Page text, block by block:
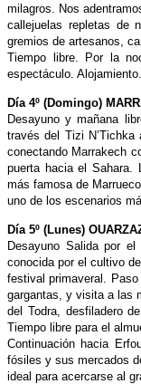
milagros. Nos
callejuelas repletas de
gremios de artesanos,
Tiempo libre. Por la
espectáculo. Alojamiento.
Día 4º (Domingo)
Desayuno y mañana
través del Tizi
conectando Marrakech
puerta hacia el Sahara.
más famosa de
uno de los escenarios
Día 5º (Lunes)
Desayuno Salida por el
conocida por el cultivo
festival primaveral.
gargantas, y visita a las
del Todra, desfiladero
Tiempo libre para el
Continuación hacia
fósiles y sus mercados
ideal para acercarse al